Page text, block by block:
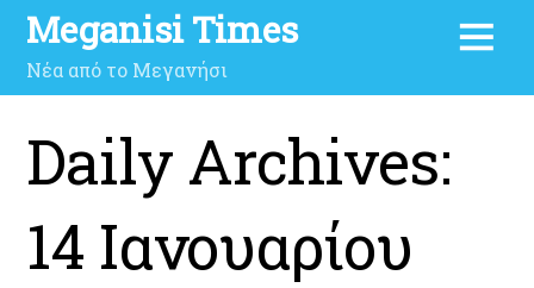
Meganisi Times
Νέα από το Μεγανήσι
Daily Archives:
14 Ιανουαρίου